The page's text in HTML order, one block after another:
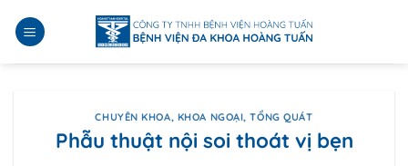
qua
CHUYÊN KHOA, KHOA NGOẠI,TỔNG QUÁT
Phẫu thuật nội soi thoát vị bẹn